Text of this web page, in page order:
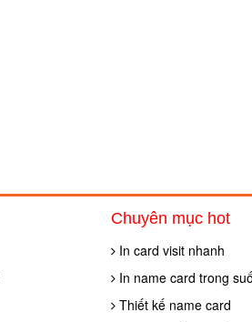
Chuyên mục hot
In card visit nhanh
In name card trong
Thiết kế name card